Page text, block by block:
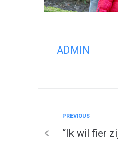
ADMIN
PREVIOUS
“Ik wil fier